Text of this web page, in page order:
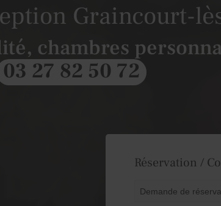
Graincourt-
chambres
03 27 82 50 72
Réservation /